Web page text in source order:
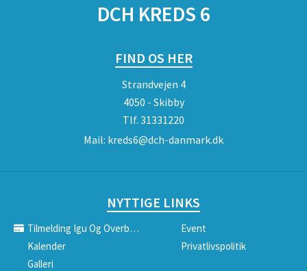
DCH KREDS 6
FIND OS HER
Strandvejen 4
4050 - Skibby
Tlf. 31331220
Mail: kreds6@dch-danmark.dk
NYTTIGE LINKS
Tilmelding Igu Og Overbygning
Event
Kalender
Privatlivspolitik
Galleri